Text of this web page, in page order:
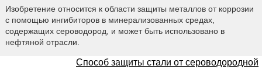
Изобретение относится к области защиты металлов от коррозии
с помощью ингибиторов в минерализованных средах,
содержащих сероводород, и может быть использовано в
нефтяной отрасли.
Способ защиты стали от сероводородной